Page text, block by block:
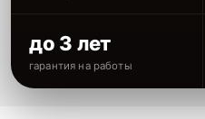
до 3 лет
гарантия на работы